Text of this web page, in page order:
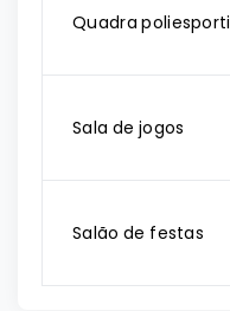
Quadra
Sala de jogos
Salão de festas